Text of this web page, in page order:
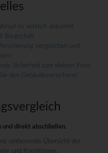
es wirklich ankommt
Bürgschaft
vergleichen und
Sicherheit zum kleinen Preis
den Gebäudeversicherer
direkt abschließen.
umfassende Übersicht der
und Konditionen.